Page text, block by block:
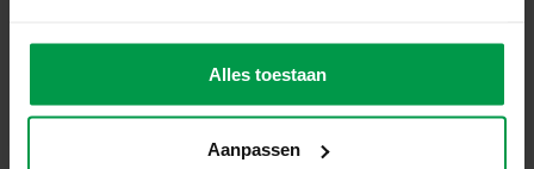
Alles toestaan
Aanpassen
laten genieten van een creatieve en magische activiteit.
Het biedt een leuke manier om te spelen en te leren,
kind stimuleert.
Inhoud van de verpakking:
glitter (6x45ml) leeftijd